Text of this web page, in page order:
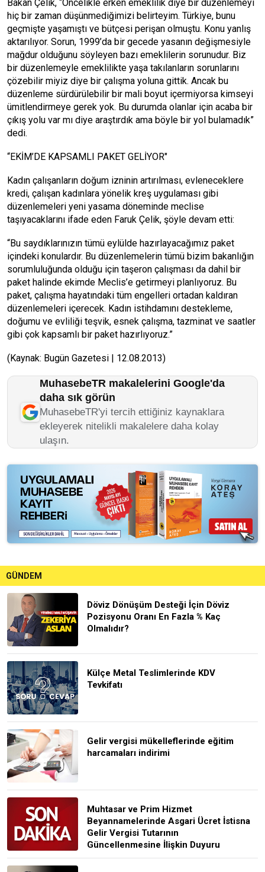
Bakan Çelik, “Öncelikle erken emeklilik diye bir düzenlemeyi
hiç bir zaman düşünmediğimizi belirteyim. Türkiye, bunu
geçmişte yaşamıştı ve bütçesi perişan olmuştu. Konu yanlış
aktarılıyor. Sorun, 1999’da bir gecede yasanın değişmesiyle
mağdur olduğunu söyleyen bazı emeklilerin sorunudur. Biz
bir düzenlemeyle emeklilikte yaşa takılanların sorunlarını
çözebilir miyiz diye bir çalışma yoluna gittik. Ancak bu
düzenleme sürdürülebilir bir mali boyut içermiyorsa kimseyi
ümitlendirmeye gerek yok. Bu durumda olanlar için acaba bir
çıkış yolu var mı diye araştırdık ama böyle bir yol bulamadık”
dedi.
“EKİM’DE KAPSAMLI PAKET GELİYOR"
Kadın çalışanların doğum izninin artırılması, evleneceklere
kredi, çalışan kadınlara yönelik kreş uygulaması gibi
düzenlemeleri yeni yasama döneminde meclise
taşıyacaklarını ifade eden Faruk Çelik, şöyle devam etti:
“Bu saydıklarınızın tümü eylülde hazırlayacağımız paket
içindeki konulardır. Bu düzenlemelerin tümü bizim bakanlığın
sorumluluğunda olduğu için taşeron çalışması da dahil bir
paket halinde ekimde Meclis’e getirmeyi planlıyoruz. Bu
paket, çalışma hayatındaki tüm engelleri ortadan kaldıran
düzenlemeleri içerecek. Kadın istihdamını destekleme,
doğumu ve evliliği teşvik, esnek çalışma, tazminat ve saatler
gibi çok kapsamlı bir paket hazırlıyoruz.”
(Kaynak: Bugün Gazetesi | 12.08.2013)
MuhasebeTR makalelerini Google'da
daha sık görün
MuhasebeTR'yi tercih ettiğiniz kaynaklara
ekleyerek nitelikli makalelere daha kolay
ulaşın.
GÜNDEM
Döviz Dönüşüm Desteği İçin Döviz
Pozisyonu Oranı En Fazla % Kaç
Olmalıdır?
Külçe Metal Teslimlerinde KDV
Tevkifatı
Gelir vergisi mükelleflerinde eğitim
harcamaları indirimi
Muhtasar ve Prim Hizmet
Beyannamelerinde Asgari Ücret İstisna
Gelir Vergisi Tutarının
Güncellenmesine İlişkin Duyuru